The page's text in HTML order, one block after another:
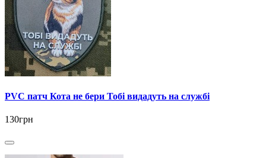
PVC патч Кота не бери Тобі видадуть на службі
130грн